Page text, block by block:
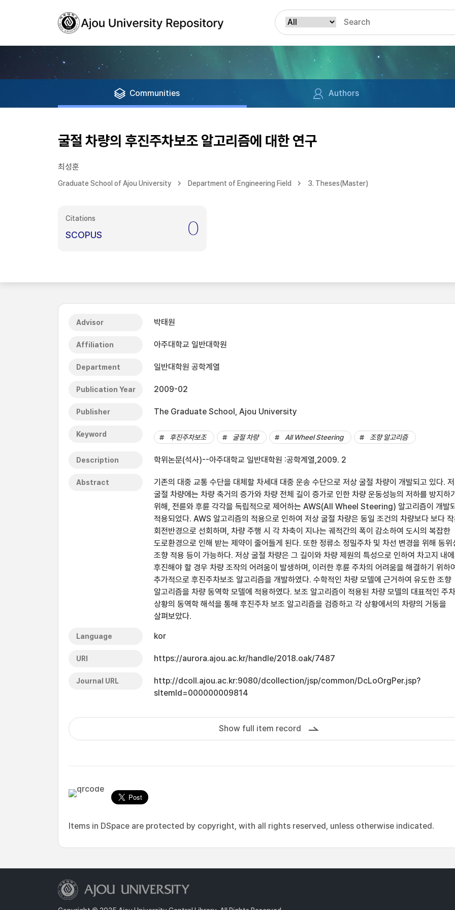
Communities Authors
굴절 차량의 후진주차보조 알고리즘에 대한 연구
최성훈
Graduate School of Ajou University Department of Engineering Field 3. Theses(Master)
Citations
SCOPUS 0
Advisor 박태원
Affiliation 아주대학교 일반대학원
Department 일반대학원 공학계열
Publication Year 2009-02
Publisher The Graduate School, Ajou University
Keyword 후진주차보조 굴절 차량 All Wheel Steering 조향 알고리즘
Description 학위논문(석사)--아주대학교 일반대학원 :공학계열,2009. 2
Abstract
기존의 대중 교통 수단을 대체할 차세대 대중 운송 수단으로 저상 굴절 차량이 개발되고 있다.
굴절 차량에는 차량 축거의 증가와 차량 전체 길이 증가로 인한 차량 운동성능의 저하를 방지하기
위해, 전륜와 후륜 각각을 독립적으로 제어하는 AWS(All Wheel Steering) 알고리즘이 개발
적용되었다. AWS 알고리즘의 적용으로 인하여 저상 굴절 차량은 동일 조건의 차량보다 보다
회전반경으로 선회하며, 차량 주행 시 각 차축이 지나는 궤적간의 폭이 감소하여 도시의 복잡한
도로환경으로 인해 받는 제약이 줄어들게 된다. 또한 정류소 정밀주차 및 차선 변경을 위해 동위
조향 적용 등이 가능하다. 저상 굴절 차량은 그 길이와 차량 제원의 특성으로 인하여 차고지 내에
후진해야 할 경우 차량 조작의 어려움이 발생하며, 이러한 후륜 주차의 어려움을 해결하기 위하
추가적으로 후진주차보조 알고리즘을 개발하였다. 수학적인 차량 모델에 근거하여 유도한 조향
알고리즘을 차량 동역학 모델에 적용하였다. 보조 알고리즘이 적용된 차량 모델의 대표적인 주차
상황의 동역학 해석을 통해 후진주차 보조 알고리즘을 검증하고 각 상황에서의 차량의 거동을
살펴보았다.
Language kor
URI https://aurora.ajou.ac.kr/handle/2018.oak/7487
Journal URL
http://dcoll.ajou.ac.kr:9080/dcollection/jsp/common/DcLoOrgPer.jsp?
sItemId=000000009814
Show full item record
Items in DSpace are protected by copyright, with all rights reserved, unless otherwise indicated.